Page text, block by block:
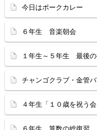
今日はポークカレー
６年生 音楽朝会
１年生～５年生 最後の
チャンゴクラブ・金管
４年生「１０歳を祝う